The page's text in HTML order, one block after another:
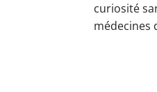
curiosité
médecines